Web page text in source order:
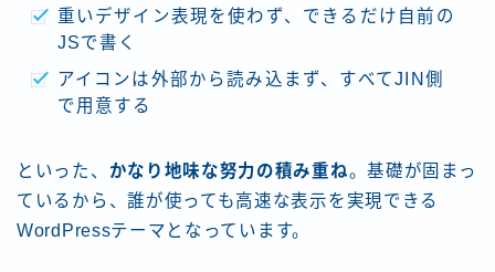
重いデザイン表現を使わず、できるだけ自前の
JSで書く
アイコンは外部から読み込まず、すべてJIN側
で用意する
といった、 かなり地味な努力の積み重ね。基礎が固まっ
ているから、誰が使っても高速な表示を実現できる
WordPressテーマとなっています。